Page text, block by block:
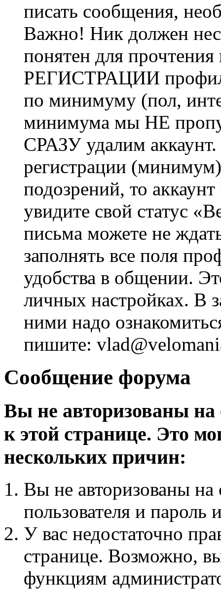
писать сообщения,
Важно! Ник должен
понятен для
РЕГИСТРАЦИИ профиль
по минимуму (пол,
минимума мы НЕ
СРАЗУ удалим
регистрации
подозрений, то
увидите свой статус
письма можете не
заполнять все поля
удобства в общении.
личных настройках. В
ними надо
пишите:
Сообщение форума
Вы не авторизованы на
к этой странице. Это
нескольких причин:
Вы не авторизованы на
пользователя и пароль
У вас недостаточно
странице. Возможно,
функциям